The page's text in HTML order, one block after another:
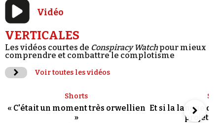
Vidéo
VERTICALES
Les vidéos courtes de Conspiracy Watchpour mieux
comprendre et combattre le complotisme
Voir toutes les vidéos
Shorts
« C'était un moment très orwellien
»
Et si la langue de
projet